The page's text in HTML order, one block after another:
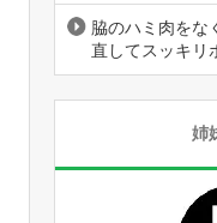
脇のハミ肉をな
直してスッキリ
姉